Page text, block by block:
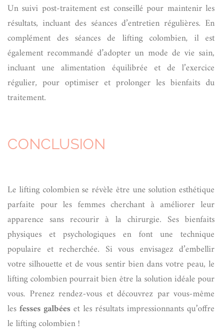
Un suivi post-traitement est conseillé pour maintenir les
résultats, incluant des séances d’entretien régulières. En
complément des séances de lifting colombien, il est
également recommandé d’adopter un mode de vie sain,
incluant une alimentation équilibrée et de l’exercice
régulier, pour optimiser et prolonger les bienfaits du
traitement.
CONCLUSION
Le lifting colombien se révèle être une solution esthétique
parfaite pour les femmes cherchant à améliorer leur
apparence sans recourir à la chirurgie. Ses bienfaits
physiques et psychologiques en font une technique
populaire et recherchée. Si vous envisagez d’embellir
votre silhouette et de vous sentir bien dans votre peau, le
lifting colombien pourrait bien être la solution idéale pour
vous. Prenez rendez-vous et découvrez par vous-même
lesfesses galbéeset les résultats impressionnants qu’offre
le lifting colombien !